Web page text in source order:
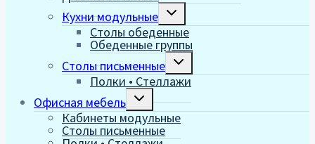
Кухни модульные
Переключить
меню
Столы обеденные
Обеденные группы
Столы письменные
Переключить
меню
Полки • Стеллажи
Офисная мебель
Переключить
дочернее
меню
Кабинеты модульные
Столы письменные